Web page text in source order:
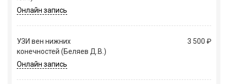
Онлайн запись
УЗИ вен нижних
конечностей (Беляев Д.В.)
3 500 ₽
Онлайн запись